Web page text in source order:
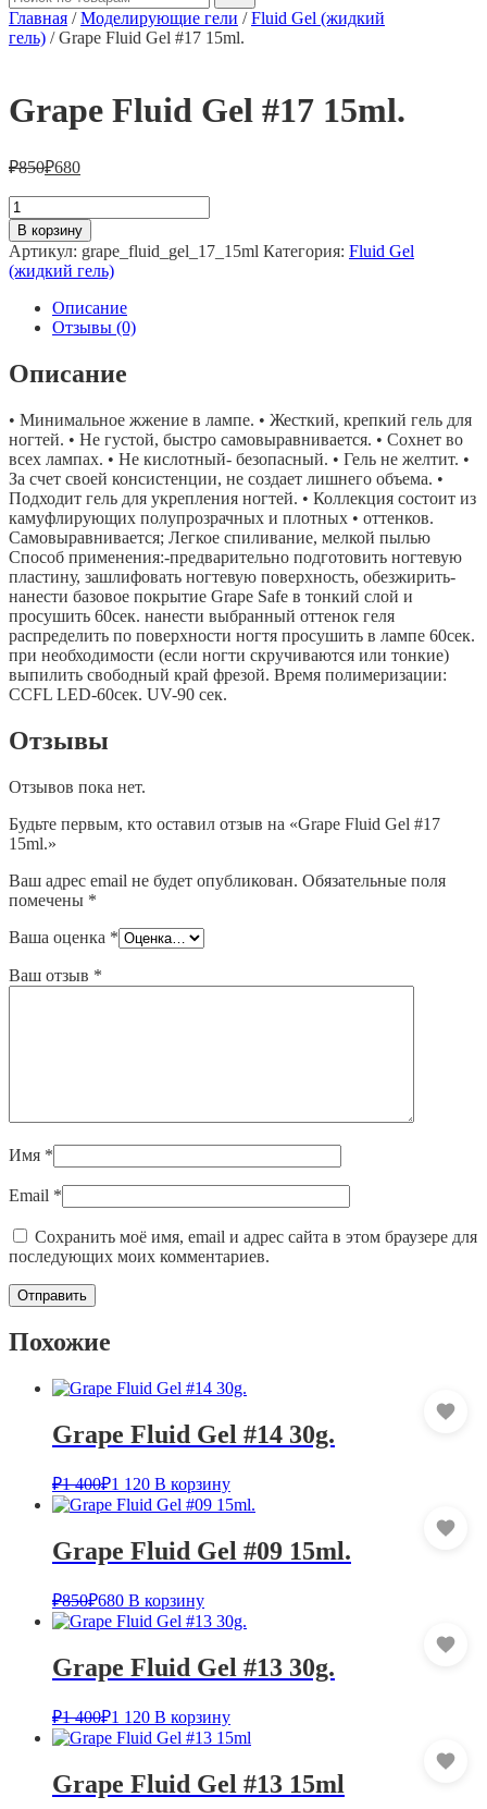
Главная /Моделирующие гели /Fluid Gel (жидкий
гель) / Grape Fluid Gel #17 15ml.
Grape Fluid Gel #17 15ml.
₽850₽680
Количество
товара
Grape
Fluid
Gel
15ml.
В корзину
Артикул: grape_fluid_gel_17_15ml Категория: Fluid Gel
(жидкий гель)
Описание
Отзывы (0)
Описание
• Минимальное жжение в лампе. • Жесткий, крепкий гель для
ногтей. • Не густой, быстро самовыравнивается. • Сохнет во
всех лампах. • Не кислотный- безопасный. • Гель не желтит. •
За счет своей консистенции, не создает лишнего объема. •
Подходит гель для укрепления ногтей. • Коллекция состоит из
камуфлирующих полупрозрачных и плотных • оттенков.
Самовыравнивается; Легкое спиливание, мелкой пылью
Способ применения:-предварительно подготовить ногтевую
пластину, зашлифовать ногтевую поверхность, обезжирить-
нанести базовое покрытие Grape Safe в тонкий слой и
просушить 60сек. нанести выбранный оттенок геля
распределить по поверхности ногтя просушить в лампе 60сек.
при необходимости (если ногти скручиваются или тонкие)
выпилить свободный край фрезой. Время полимеризации:
CCFL LED-60сек. UV-90 сек.
Отзывы
Отзывов пока нет.
Будьте первым, кто оставил отзыв на «Grape Fluid Gel #17
15ml.»
Ваш адрес email не будет опубликован. Обязательные поля
помечены *
Ваша оценка *
Ваш отзыв *
Имя *
Email *
Сохранить моё имя, email и адрес сайта в этом браузере для
последующих моих комментариев.
Похожие
Grape Fluid Gel #14 30g.
₽1 400₽1 120 В корзину
Grape Fluid Gel #09 15ml.
₽850₽680 В корзину
Grape Fluid Gel #13 30g.
₽1 400₽1 120 В корзину
Grape Fluid Gel #13 15ml